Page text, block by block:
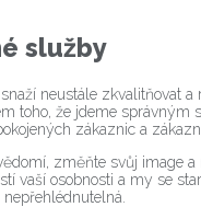
služby
neustále zkvalitňovat a
toho, že jdeme správným
zákaznic a
změňte svůj image a
vaší osobnosti a my se